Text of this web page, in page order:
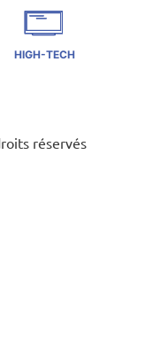
HIGH-TECH
réservés